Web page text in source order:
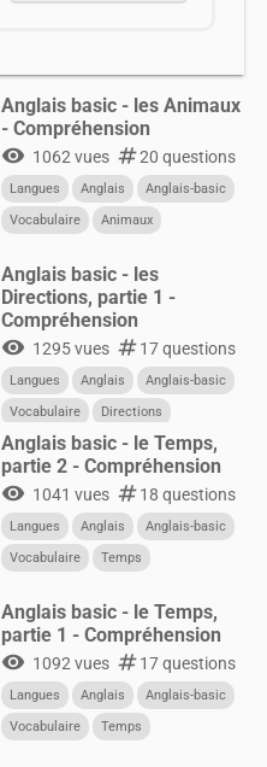
Anglais basic - les Animaux
- Compréhension
visibility 1062 vues numbers20 questions
Langues Anglais
Anglais-basic
Vocabulaire
Animaux
Anglais basic - les
Directions, partie 1 -
Compréhension
visibility 1295 vues numbers17 questions
Langues Anglais
Anglais-basic
Vocabulaire
Directions
Anglais basic - le Temps,
partie 2 - Compréhension
visibility 1041 vues numbers18 questions
Langues Anglais
Anglais-basic
Vocabulaire
Temps
Anglais basic - le Temps,
partie 1 - Compréhension
visibility 1092 vues numbers17 questions
Langues Anglais
Anglais-basic
Vocabulaire
Temps